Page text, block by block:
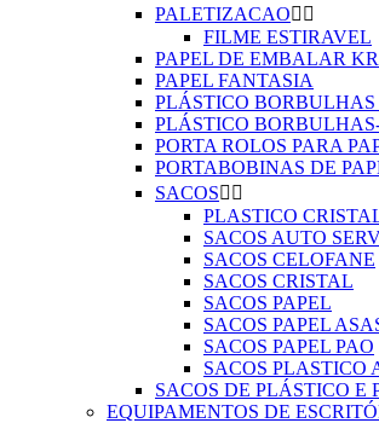
PALETIZACAO 
FILME ESTIRAVEL
PAPEL DE EMBALAR
PAPEL FANTASIA
PLÁSTICO BORBULHAS
PLÁSTICO
PORTA ROLOS PARA
PORTABOBINAS DE
SACOS 
PLASTICO
SACOS AUTO
SACOS CELOFANE
SACOS CRISTAL
SACOS PAPEL
SACOS PAPEL
SACOS PAPEL PAO
SACOS PLASTICO
SACOS DE PLÁSTICO E
EQUIPAMENTOS DE